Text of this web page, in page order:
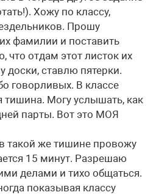
Хожу по классу,
Прошу
фамилии и поставить
что отдам этот листок их
доски, ставлю пятерки.
говорливых. В классе
тишина. Могу услышать, как
парты. Вот это МОЯ
такой же тишине провожу
15 минут. Разрешаю
делами и тихо общаться.
показывая классу